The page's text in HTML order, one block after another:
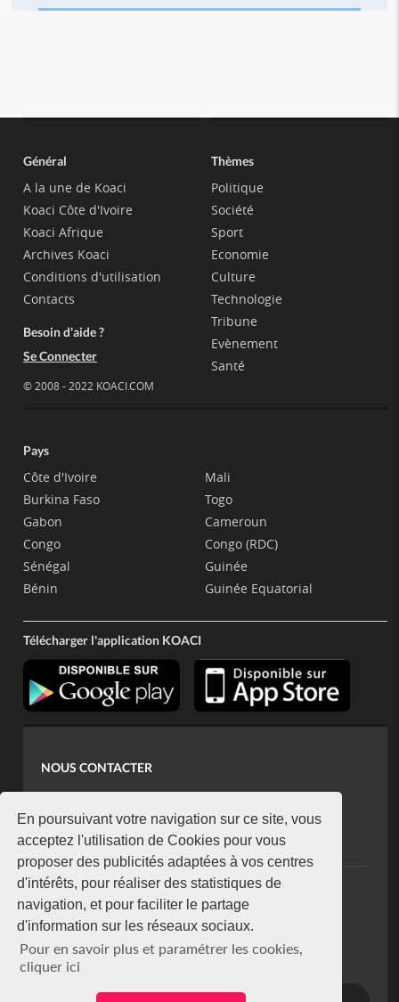
En poursuivant votre navigation sur ce site, vous
acceptez l'utilisation de Cookies pour vous
proposer des publicités adaptées à vos centres
d'intérêts, pour réaliser des statistiques de
navigation, et pour faciliter le partage
d'information sur les réseaux sociaux.
Pour en savoir plus et paramétrer les cookies,
cliquer ici
Général
A la une de Koaci
Koaci Côte d'Ivoire
Koaci Afrique
Archives Koaci
Conditions d'utilisation
Contacts
Besoin d'aide ?
Se Connecter
© 2008 - 2022 KOACI.COM
Thèmes
Politique
Société
Sport
Economie
Culture
Technologie
Tribune
Evènement
Santé
Pays
Côte d'Ivoire
Burkina Faso
Gabon
Congo
Sénégal
Bénin
Mali
Togo
Cameroun
Congo (RDC)
Guinée
Guinée Equatorial
Télécharger l'application KOACI
NOUS CONTACTER
koaci@yahoo.fr
+225 07 08 85 52 93
NEWSLETTER
Restez connecté via notre newsletter
S'abonner
Se désabonner